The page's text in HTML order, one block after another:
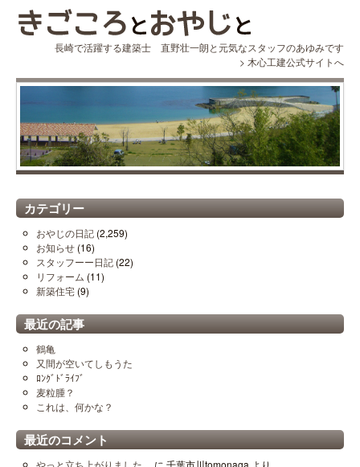
長崎で活躍する建築士 直野壮一朗と元気なスタッフのあゆみです
> 木心工建公式サイトへ
カテゴリー
おやじの日記 (2,259)
お知らせ (16)
スタッフーー日記 (22)
リフォーム (11)
新築住宅 (9)
最近の記事
鶴亀
又間が空いてしもうた
ﾛﾝｸﾞﾄﾞﾗｲﾌﾞ
麦粒腫？
これは、何かな？
最近のコメント
やっと立ち上がりました。 に 千葉市川tomonaga より